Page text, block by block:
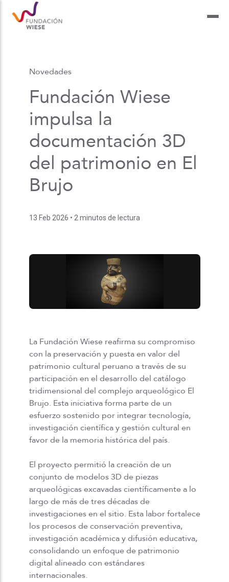
Novedades
Fundación Wiese
impulsa la
documentación 3D
del patrimonio en El
Brujo
13 Feb 2026 • 2 minutos de lectura
La Fundación Wiese reafirma su compromiso
con la preservación y puesta en valor del
patrimonio cultural peruano a través de su
participación en el desarrollo del catálogo
tridimensional del complejo arqueológico El
Brujo. Esta iniciativa forma parte de un
esfuerzo sostenido por integrar tecnología,
investigación científica y gestión cultural en
favor de la memoria histórica del país.
El proyecto permitió la creación de un
conjunto de modelos 3D de piezas
arqueológicas excavadas científicamente a lo
largo de más de tres décadas de
investigaciones en el sitio. Esta labor fortalece
los procesos de conservación preventiva,
investigación académica y difusión educativa,
consolidando un enfoque de patrimonio
digital alineado con estándares
internacionales.